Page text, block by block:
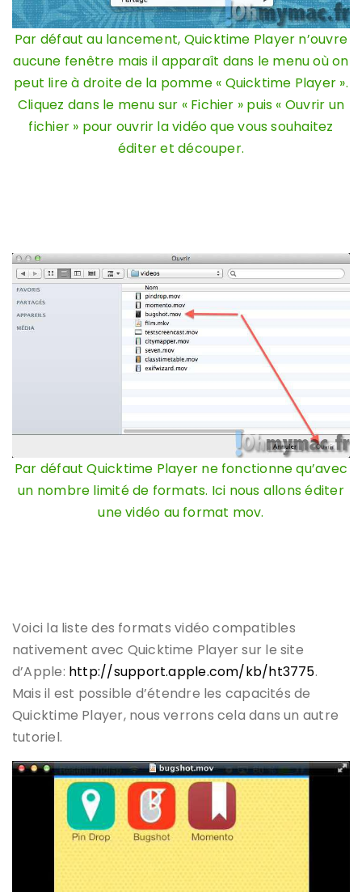
Par défaut au lancement, Quicktime Player n’ouvre
aucune fenêtre mais il apparaît dans le menu où on
peut lire à droite de la pomme « Quicktime Player ».
Cliquez dans le menu sur « Fichier » puis « Ouvrir un
fichier » pour ouvrir la vidéo que vous souhaitez
éditer et découper.
Par défaut Quicktime Player ne fonctionne qu’avec
un nombre limité de formats. Ici nous allons éditer
une vidéo au format mov.
Voici la liste des formats vidéo compatibles
nativement avec Quicktime Player sur le site
d’Apple: http://support.apple.com/kb/ht3775.
Mais il est possible d’étendre les capacités de
Quicktime Player, nous verrons cela dans un autre
tutoriel.